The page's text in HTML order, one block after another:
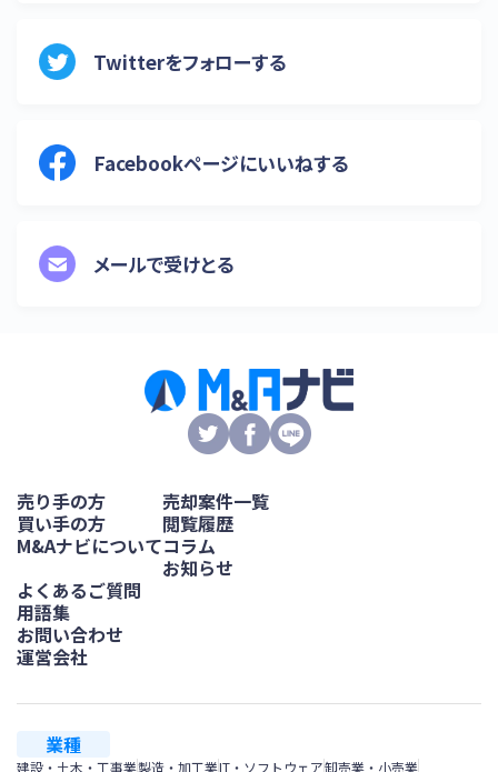
Twitterをフォローする
Facebookページにいいねする
メールで受けとる
売り手の方
買い手の方
M&Aナビについて
売却案件一覧
閲覧履歴
コラム
お知らせ
よくあるご質問
用語集
お問い合わせ
運営会社
業種
建設・土木・工事業製造・加工業IT・ソフトウェア卸売業・小売業